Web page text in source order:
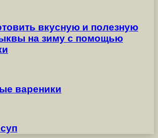
вкусную и полезную
на зиму с помощью
вареники